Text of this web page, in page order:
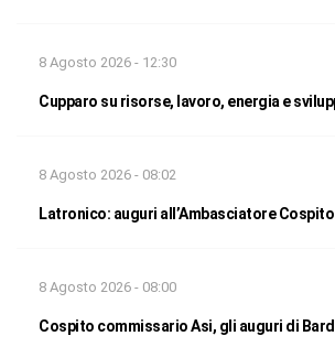
8 Agosto 2026 - 12:30
Cupparo su risorse, lavoro, energia e
8 Agosto 2026 - 08:02
Latronico: auguri all’Ambasciatore Cospito
8 Agosto 2026 - 08:00
Cospito commissario Asi, gli auguri di